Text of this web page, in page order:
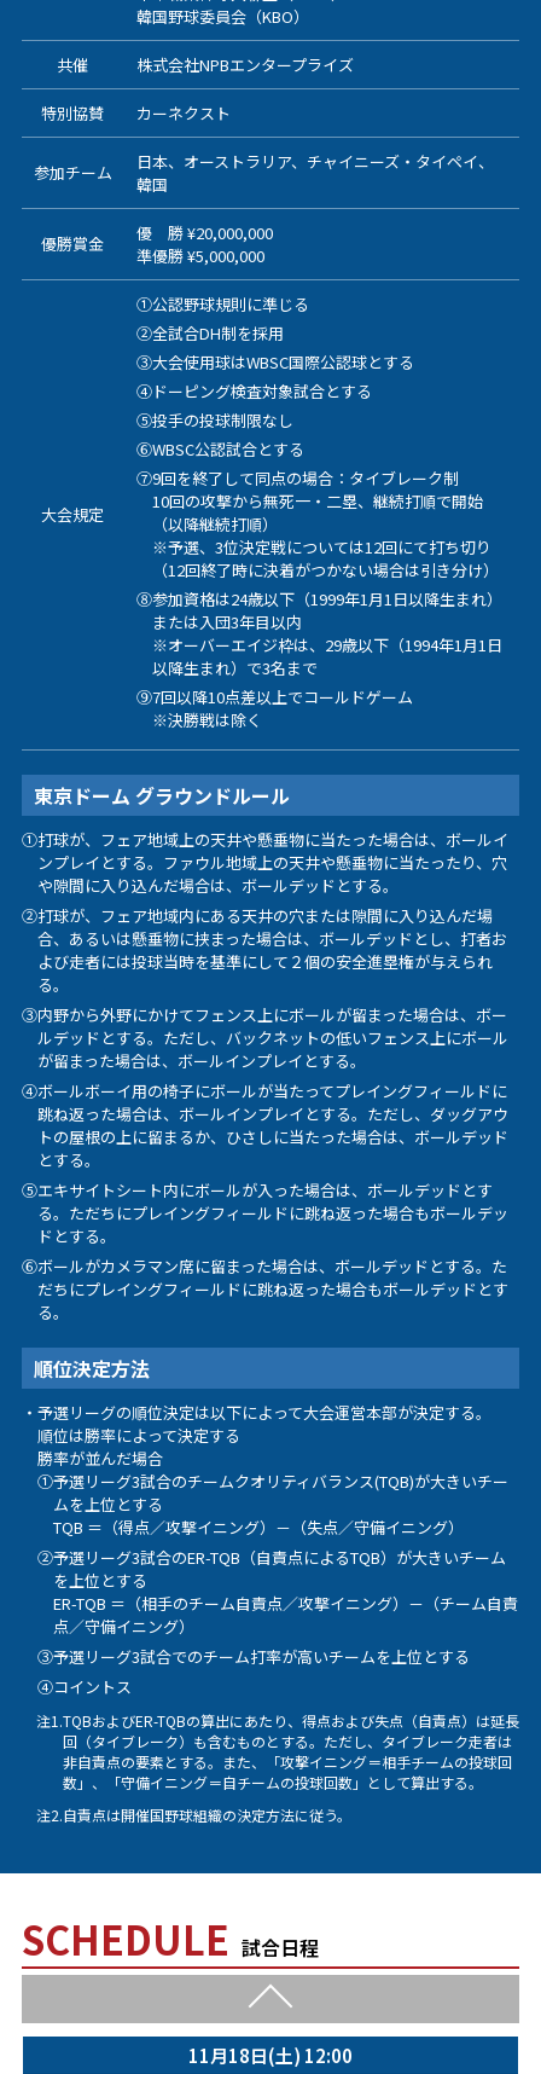
韓国野球委員会（KBO）
共催 株式会社NPBエンタープライズ
特別協賛 カーネクスト
参加チーム
日本、オーストラリア、チャイニーズ・タイペイ、
韓国
優勝賞金
優 勝 ¥20,000,000
準優勝 ¥5,000,000
大会規定
①公認野球規則に準じる
②全試合DH制を採用
③大会使用球はWBSC国際公認球とする
④ドーピング検査対象試合とする
⑤投手の投球制限なし
⑥WBSC公認試合とする
⑦9回を終了して同点の場合：タイブレーク制
10回の攻撃から無死一・二塁、継続打順で開始
（以降継続打順）
※予選、3位決定戦については12回にて打ち切り
（12回終了時に決着がつかない場合は引き分け）
⑧参加資格は24歳以下（1999年1月1日以降生まれ）
または入団3年目以内
※オーバーエイジ枠は、29歳以下（1994年1月1日
以降生まれ）で3名まで
⑨7回以降10点差以上でコールドゲーム
※決勝戦は除く
東京ドーム グラウンドルール
①打球が、フェア地域上の天井や懸垂物に当たった場合は、ボールイ
ンプレイとする。ファウル地域上の天井や懸垂物に当たったり、穴
や隙間に入り込んだ場合は、ボールデッドとする。
②打球が、フェア地域内にある天井の穴または隙間に入り込んだ場
合、あるいは懸垂物に挟まった場合は、ボールデッドとし、打者お
よび走者には投球当時を基準にして２個の安全進塁権が与えられ
る。
③内野から外野にかけてフェンス上にボールが留まった場合は、ボー
ルデッドとする。ただし、バックネットの低いフェンス上にボール
が留まった場合は、ボールインプレイとする。
④ボールボーイ用の椅子にボールが当たってプレイングフィールドに
跳ね返った場合は、ボールインプレイとする。ただし、ダッグアウ
トの屋根の上に留まるか、ひさしに当たった場合は、ボールデッド
とする。
⑤エキサイトシート内にボールが入った場合は、ボールデッドとす
る。ただちにプレイングフィールドに跳ね返った場合もボールデッ
ドとする。
⑥ボールがカメラマン席に留まった場合は、ボールデッドとする。た
だちにプレイングフィールドに跳ね返った場合もボールデッドとす
る。
順位決定方法
・予選リーグの順位決定は以下によって大会運営本部が決定する。
順位は勝率によって決定する
勝率が並んだ場合
①予選リーグ3試合のチームクオリティバランス(TQB)が大きいチー
ムを上位とする
TQB ＝（得点／攻撃イニング）－（失点／守備イニング）
②予選リーグ3試合のER-TQB（自責点によるTQB）が大きいチーム
を上位とする
ER-TQB ＝（相手のチーム自責点／攻撃イニング）－（チーム自責
点／守備イニング）
③予選リーグ3試合でのチーム打率が高いチームを上位とする
④コイントス
注1.TQBおよびER-TQBの算出にあたり、得点および失点（自責点）は延長
回（タイブレーク）も含むものとする。ただし、タイブレーク走者は
非自責点の要素とする。また、「攻撃イニング＝相手チームの投球回
数」、「守備イニング＝自チームの投球回数」として算出する。
注2.自責点は開催国野球組織の決定方法に従う。
SCHEDULE 試合日程
11月16日(木) 12:00
3 - 2
11月16日(木) 19:00
チャイニーズ・タイペイ
0 - 4
11月17日(金) 12:00
0 - 6
2 - 1
11月18日(土) 12:00